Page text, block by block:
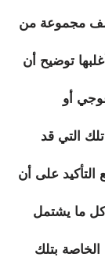
مجموعة من
توضيح أن
أو
التي قد
على أن
ما يشتمل
الخاصة بتلك